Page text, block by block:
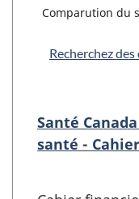
Comparution du
Recherchez
Santé
santé -